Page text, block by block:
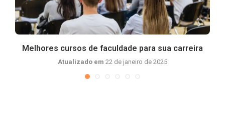
Melhores cursos de faculdade para sua carreira
Atualizado em 22 de janeiro de 2025